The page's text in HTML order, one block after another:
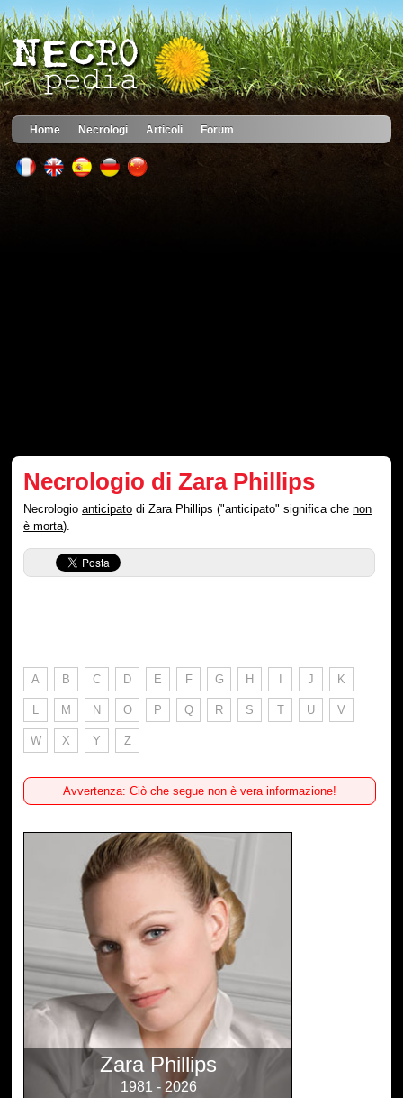
Home Necrologi Articoli Forum
Necrologio di Zara Phillips
Necrologioanticipato di Zara Phillips ("anticipato" significa chenon
è morta).
A B C D E F G H I J K
L M N O P Q R S T U V
W X Y Z
Avvertenza: Ciò che segue non è vera informazione!
Zara Phillips
1981 - 2026